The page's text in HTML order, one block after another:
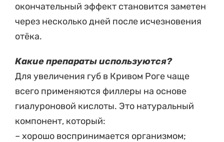
окончательный эффект становится заметен
через несколько дней после исчезновения
отёка.
Какие препараты используются?
Для увеличения губ в Кривом Роге чаще
всего применяются филлеры на основе
гиалуроновой кислоты. Это натуральный
компонент, который:
– хорошо воспринимается организмом;